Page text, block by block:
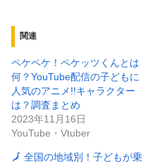
関連
ペケペケ！ペケッツくんとは
何？YouTube配信の子どもに
人気のアニメ!!キャラクター
は？調査まとめ
2023年11月16日
YouTube・Vtuber
🗾 全国の地域別！子どもが乗